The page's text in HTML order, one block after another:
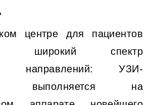
центре для пациентов
широкий спектр
направлений: УЗИ-
выполняется на